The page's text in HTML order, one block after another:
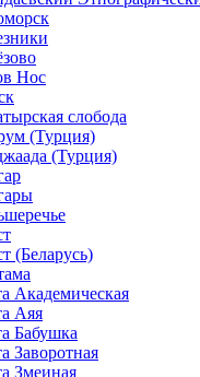
Нос
слобода
(Турция)
(Турция)
(Беларусь)
Академическая
Аяя
Бабушка
Заворотная
Змеиная